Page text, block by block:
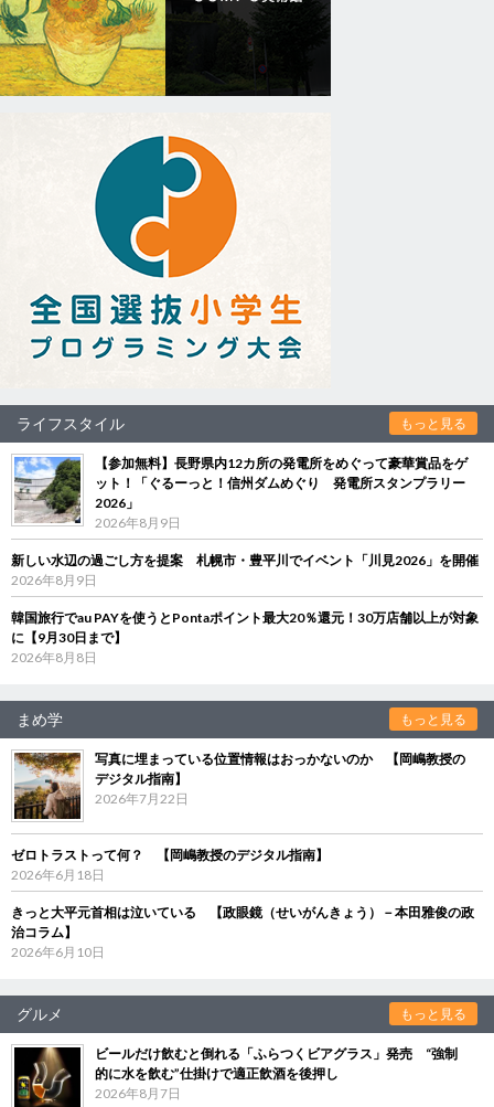
ライフスタイル もっと見る
【参加無料】長野県内12カ所の発電所をめぐって豪華賞品をゲ
ット！「ぐるーっと！信州ダムめぐり 発電所スタンプラリー
2026」
2026年8月9日
新しい水辺の過ごし方を提案 札幌市・豊平川でイベント「川見2026」を開催
2026年8月9日
韓国旅行でau PAYを使うとPontaポイント最大20％還元！30万店舗以上が対象
に【9月30日まで】
2026年8月8日
まめ学 もっと見る
写真に埋まっている位置情報はおっかないのか 【岡嶋教授の
デジタル指南】
2026年7月22日
ゼロトラストって何？ 【岡嶋教授のデジタル指南】
2026年6月18日
きっと大平元首相は泣いている 【政眼鏡（せいがんきょう）－本田雅俊の政
治コラム】
2026年6月10日
グルメ もっと見る
ビールだけ飲むと倒れる「ふらつくビアグラス」発売 “強制
的に水を飲む”仕掛けで適正飲酒を後押し
2026年8月7日